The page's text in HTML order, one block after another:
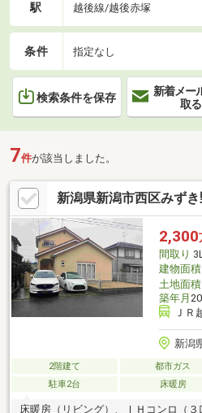
駅 越後線/越後赤塚
条件 指定なし
検索条件を保存
新着メー
取る
7件が該当しました。
新潟県新潟市西区みず
2,300
間取り
建物面積
土地面積
築年月
Ｊ
新潟
2階建て 都市ガス
駐車2台
床暖房
床暖房（リビング）、ＩＨコンロ（